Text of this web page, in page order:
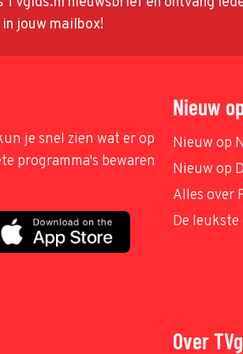
jouw mailbox!
je snel zien wat er op
programma's bewaren
Nieuw
Nieuw op
Nieuw op
Alles over
De
Over